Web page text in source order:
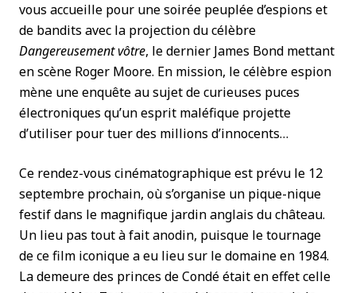
vous accueille pour une soirée peuplée d’espions et
de bandits avec la projection du célèbre
Dangereusement vôtre, le dernier James Bond mettant
en scène Roger Moore. En mission, le célèbre espion
mène une enquête au sujet de curieuses puces
électroniques qu’un esprit maléfique projette
d’utiliser pour tuer des millions d’innocents…
Ce rendez-vous cinématographique est prévu le 12
septembre prochain, où s’organise un pique-nique
festif dans le magnifique jardin anglais du château.
Un lieu pas tout à fait anodin, puisque le tournage
de ce film iconique a eu lieu sur le domaine en 1984.
La demeure des princes de Condé était en effet celle